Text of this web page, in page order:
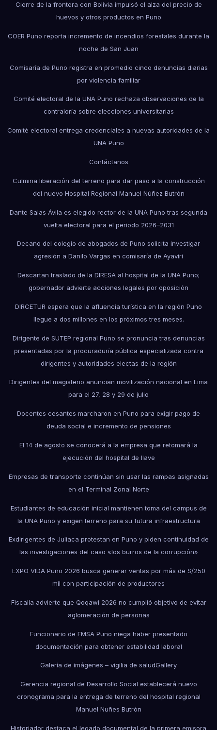
Cierre de la frontera con Bolivia impulsó el alza del precio de
huevos y otros productos en Puno
COER Puno reporta incremento de incendios forestales durante la
noche de San Juan
Comisaría de Puno registra en promedio cinco denuncias diarias
por violencia familiar
Comité electoral de la UNA Puno rechaza observaciones de la
contraloría sobre elecciones universitarias
Comité electoral entrega credenciales a nuevas autoridades de la
UNA Puno
Contáctanos
Culmina liberación del terreno para dar paso a la construcción
del nuevo Hospital Regional Manuel Núñez Butrón
Dante Salas Ávila es elegido rector de la UNA Puno tras segunda
vuelta electoral para el periodo 2026–2031
Decano del colegio de abogados de Puno solicita investigar
agresión a Danilo Vargas en comisaría de Ayaviri
Descartan traslado de la DIRESA al hospital de la UNA Puno;
gobernador advierte acciones legales por oposición
DIRCETUR espera que la afluencia turística en la región Puno
llegue a dos millones en los próximos tres meses.
Dirigente de SUTEP regional Puno se pronuncia tras denuncias
presentadas por la procuraduría pública especializada contra
dirigentes y autoridades electas de la región
Dirigentes del magisterio anuncian movilización nacional en Lima
para el 27, 28 y 29 de julio
Docentes cesantes marcharon en Puno para exigir pago de
deuda social e incremento de pensiones
El 14 de agosto se conocerá a la empresa que retomará la
ejecución del hospital de Ilave
Empresas de transporte continúan sin usar las rampas asignadas
en el Terminal Zonal Norte
Estudiantes de educación inicial mantienen toma del campus de
la UNA Puno y exigen terreno para su futura infraestructura
Exdirigentes de Juliaca protestan en Puno y piden continuidad de
las investigaciones del caso «los burros de la corrupción»
EXPO VIDA Puno 2026 busca generar ventas por más de S/250
mil con participación de productores
Fiscalía advierte que Qoqawi 2026 no cumplió objetivo de evitar
aglomeración de personas
Funcionario de EMSA Puno niega haber presentado
documentación para obtener estabilidad laboral
Galería de imágenes – vigilia de saludGallery
Gerencia regional de Desarrollo Social establecerá nuevo
cronograma para la entrega de terreno del hospital regional
Manuel Nuñes Butrón
Historiador destaca el legado documental de la primera emisora